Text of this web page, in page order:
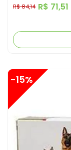
R$ 71,51
R$ 84,14
-15%